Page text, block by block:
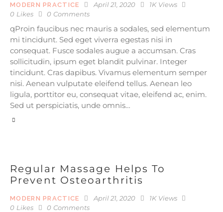
MODERN PRACTICE April 21, 2020 1K Views
0 Likes 0 Comments
qProin faucibus nec mauris a sodales, sed elementum
mi tincidunt. Sed eget viverra egestas nisi in
consequat. Fusce sodales augue a accumsan. Cras
sollicitudin, ipsum eget blandit pulvinar. Integer
tincidunt. Cras dapibus. Vivamus elementum semper
nisi. Aenean vulputate eleifend tellus. Aenean leo
ligula, porttitor eu, consequat vitae, eleifend ac, enim.
Sed ut perspiciatis, unde omnis…
Regular Massage Helps To
Prevent Osteoarthritis
MODERN PRACTICE April 21, 2020 1K Views
0 Likes 0 Comments